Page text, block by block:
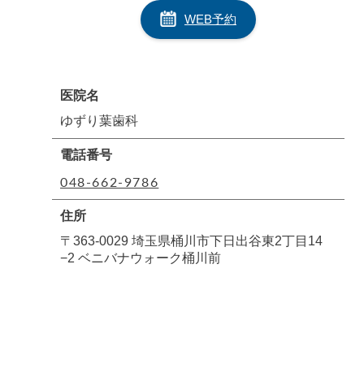
WEB予約
医院名
ゆずり葉歯科
電話番号
048-662-9786
住所
〒363-0029 埼玉県桶川市下日出谷東2丁目14
−2 ベニバナウォーク桶川前